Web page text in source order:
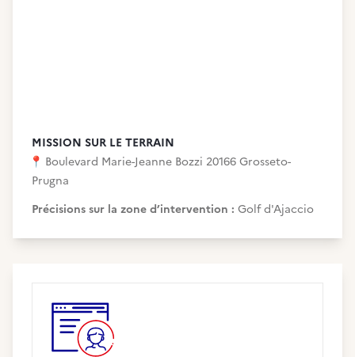
MISSION SUR LE TERRAIN
📍 Boulevard Marie-Jeanne Bozzi 20166 Grosseto-
Prugna
Précisions sur la zone d’intervention : Golf d'Ajaccio